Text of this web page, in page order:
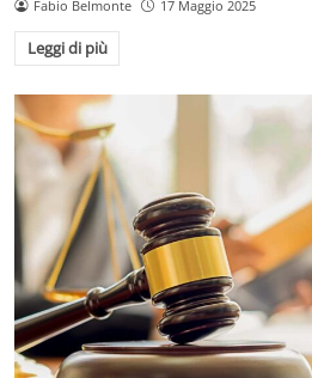
Fabio Belmonte 17 Maggio 2025
Leggi di più